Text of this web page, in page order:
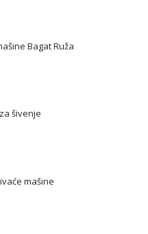
Bagat Ruža
šivenje
mašine